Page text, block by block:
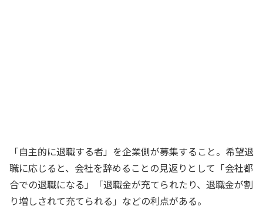
「自主的に退職する者」を企業側が募集すること。希望退
職に応じると、会社を辞めることの見返りとして「会社都
合での退職になる」「退職金が充てられたり、退職金が割
り増しされて充てられる」などの利点がある。